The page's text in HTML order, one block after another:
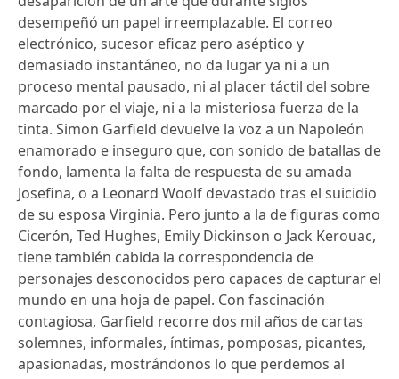
desempeñó un papel irreemplazable. El correo
electrónico, sucesor eficaz pero aséptico y
demasiado instantáneo, no da lugar ya ni a un
proceso mental pausado, ni al placer táctil del sobre
marcado por el viaje, ni a la misteriosa fuerza de la
tinta. Simon Garfield devuelve la voz a un Napoleón
enamorado e inseguro que, con sonido de batallas de
fondo, lamenta la falta de respuesta de su amada
Josefina, o a Leonard Woolf devastado tras el suicidio
de su esposa Virginia. Pero junto a la de figuras como
Cicerón, Ted Hughes, Emily Dickinson o Jack Kerouac,
tiene también cabida la correspondencia de
personajes desconocidos pero capaces de capturar el
mundo en una hoja de papel. Con fascinación
contagiosa, Garfield recorre dos mil años de cartas
solemnes, informales, íntimas, pomposas, picantes,
apasionadas, mostrándonos lo que perdemos al